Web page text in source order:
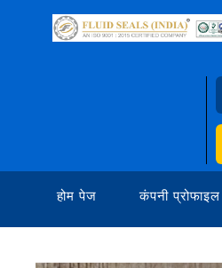
होम पेज कंपनी प्रोफाइल